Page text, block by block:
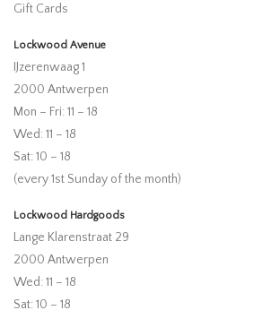
Gift Cards
Lockwood Avenue
IJzerenwaag 1
2000 Antwerpen
Mon – Fri: 11 – 18
Wed: 11 – 18
Sat: 10 – 18
(every 1st Sunday of the month)
Lockwood Hardgoods
Lange Klarenstraat 29
2000 Antwerpen
Wed: 11 – 18
Sat: 10 – 18